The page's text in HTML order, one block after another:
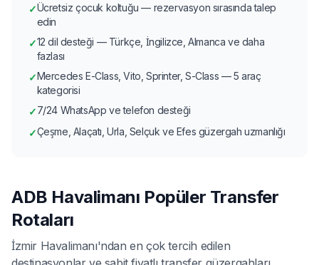
✓Ücretsiz çocuk koltuğu — rezervasyon sırasında talep
edin
✓12 dil desteği — Türkçe, İngilizce, Almanca ve daha
fazlası
✓Mercedes E-Class, Vito, Sprinter, S-Class — 5 araç
kategorisi
✓7/24 WhatsApp ve telefon desteği
✓Çeşme, Alaçatı, Urla, Selçuk ve Efes güzergah uzmanlığı
ADB Havalimanı Popüler Transfer
Rotaları
İzmir Havalimanı'ndan en çok tercih edilen